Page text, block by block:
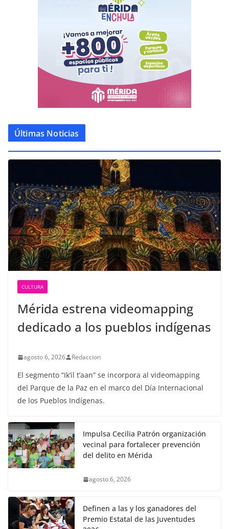
Últimas Noticias
CULTURA
Mérida estrena videomapping
dedicado a los pueblos indígenas
agosto 6, 2026 Redaccion
El segmento “Ik’il t’aan” se incorpora al videomapping
del Parque de la Paz en el marco del Día Internacional
de los Pueblos Indígenas.
Impulsa Cecilia Patrón organización
vecinal para fortalecer prevención
del delito en Mérida
agosto 6, 2026
Definen a las y los ganadores del
Premio Estatal de las Juventudes